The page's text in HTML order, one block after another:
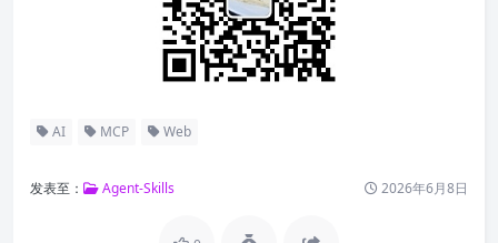
AI MCP Web
发表至： Agent-Skills 2026年6月8日